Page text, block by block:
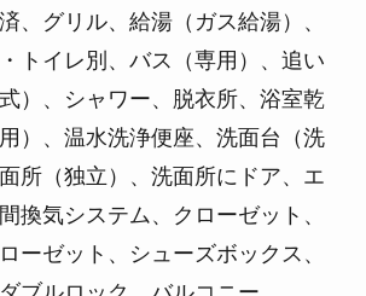
、グリル、給湯（ガス給湯）、
トイレ別、バス（専用）、追い
）、シャワー、脱衣所、浴室乾
）、温水洗浄便座、洗面台（洗
所（独立）、洗面所にドア、エ
換気システム、クローゼット、
ーゼット、シューズボックス、